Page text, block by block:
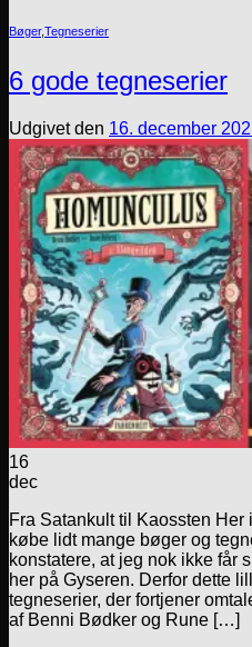
Bøger,Tegneserier
6 gode tegneserier
Udgivet den 16. december
16
dec
Fra Satankult til Kaossten Her
købe lidt mange bøger og
konstatere, at jeg nok ikke får
her på Gyseren. Derfor dette
tegneserier, der fortjener
af Benni Bødker og Rune […]